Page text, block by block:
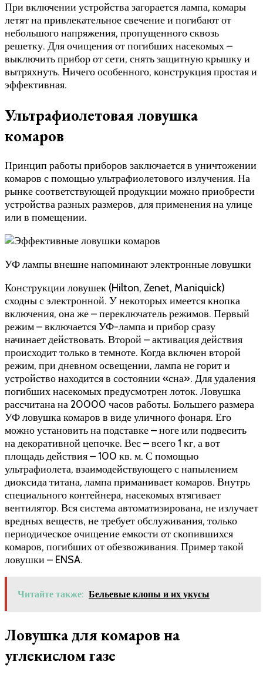
При включении устройства загорается лампа, комары
летят на привлекательное свечение и погибают от
небольшого напряжения, пропущенного сквозь
решетку. Для очищения от погибших насекомых –
выключить прибор от сети, снять защитную крышку и
вытряхнуть. Ничего особенного, конструкция простая и
эффективная.
Ультрафиолетовая ловушка
комаров
Принцип работы приборов заключается в уничтожении
комаров с помощью ультрафиолетового излучения. На
рынке соответствующей продукции можно приобрести
устройства разных размеров, для применения на улице
или в помещении.
УФ лампы внешне напоминают электронные ловушки
Конструкции ловушек (Hilton, Zenet, Maniquick)
сходны с электронной. У некоторых имеется кнопка
включения, она же – переключатель режимов. Первый
режим – включается УФ-лампа и прибор сразу
начинает действовать. Второй – активация действия
происходит только в темноте. Когда включен второй
режим, при дневном освещении, лампа не горит и
устройство находится в состоянии «сна». Для удаления
погибших насекомых предусмотрен лоток. Ловушка
рассчитана на 20000 часов работы. Большего размера
УФ ловушка комаров в виде уличного фонаря. Его
можно установить на подставке – ноге или подвесить
на декоративной цепочке. Вес – всего 1 кг, а вот
площадь действия – 100 кв. м. С помощью
ультрафиолета, взаимодействующего с напылением
диоксида титана, лампа приманивает комаров. Внутрь
специального контейнера, насекомых втягивает
вентилятор. Вся система автоматизирована, не излучает
вредных веществ, не требует обслуживания, только
периодическое очищение емкости от скопившихся
комаров, погибших от обезвоживания. Пример такой
ловушки – ENSA.
Читайте также: Бельевые клопы и их укусы
Ловушка для комаров на
углекислом газе